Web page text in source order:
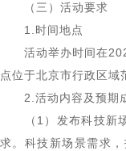
（三）活动要求
1.时间地点
活动举办时间在
点位于北京市行政区域
2.活动内容及预期
（1）发布科技新场
求。科技新场景需求